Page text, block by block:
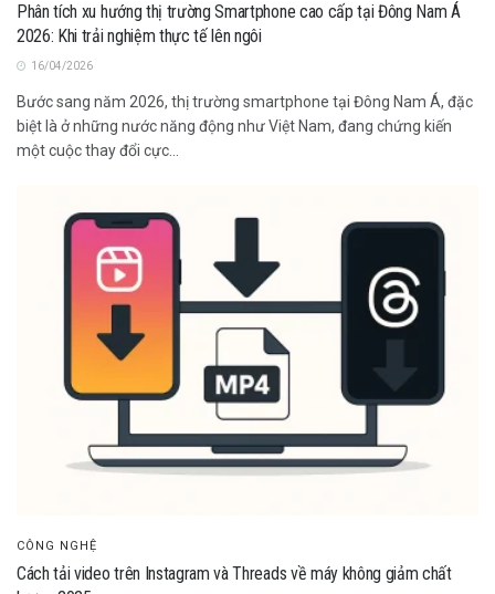
Phân tích xu hướng thị trường Smartphone cao cấp tại Đông Nam Á
2026: Khi trải nghiệm thực tế lên ngôi
16/04/2026
Bước sang năm 2026, thị trường smartphone tại Đông Nam Á, đặc
biệt là ở những nước năng động như Việt Nam, đang chứng kiến
một cuộc thay đổi cực...
CÔNG NGHỆ
Cách tải video trên Instagram và Threads về máy không giảm chất